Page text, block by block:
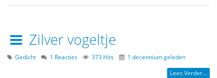
Zilver vogeltje
Gedicht 1 Reacties 373 Hits 1 decennium geleden
Lees Verder...